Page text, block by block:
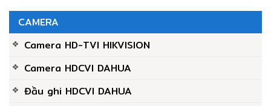
CAMERA
Camera HD-TVI HIKVISION
Camera HDCVI DAHUA
Đầu ghi HDCVI DAHUA